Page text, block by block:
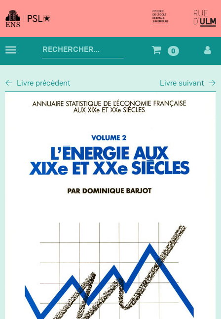
au
contenu
Basculer
Rechercher
un
produit
0
Livre précédent Livre suivant